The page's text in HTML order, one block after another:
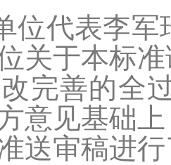
位代表李
关于本标
完善的全
意见基础
送审稿进